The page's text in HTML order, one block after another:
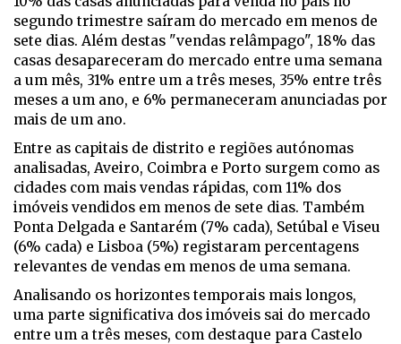
segundo trimestre saíram do mercado em menos de
sete dias. Além destas "vendas relâmpago", 18% das
casas desapareceram do mercado entre uma semana
a um mês, 31% entre um a três meses, 35% entre três
meses a um ano, e 6% permaneceram anunciadas por
mais de um ano.
Entre as capitais de distrito e regiões autónomas
analisadas, Aveiro, Coimbra e Porto surgem como as
cidades com mais vendas rápidas, com 11% dos
imóveis vendidos em menos de sete dias. Também
Ponta Delgada e Santarém (7% cada), Setúbal e Viseu
(6% cada) e Lisboa (5%) registaram percentagens
relevantes de vendas em menos de uma semana.
Analisando os horizontes temporais mais longos,
uma parte significativa dos imóveis sai do mercado
entre um a três meses, com destaque para Castelo